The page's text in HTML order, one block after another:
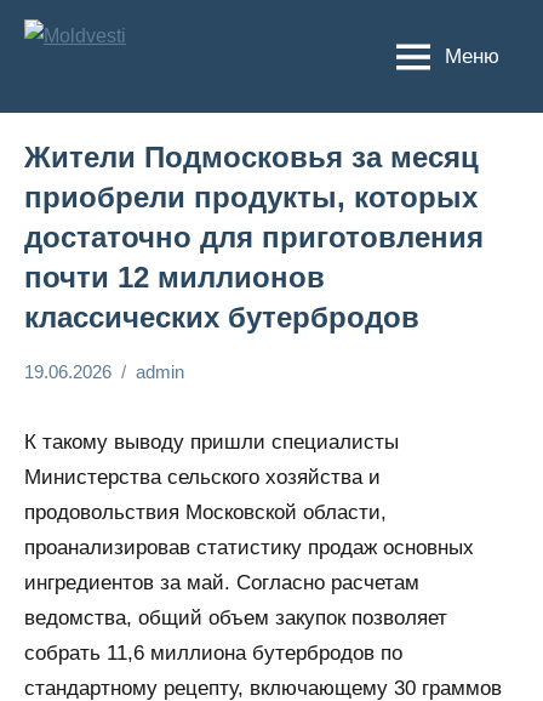
Перейти
Меню
Жители Подмосковья за месяц
приобрели продукты, которых
достаточно для приготовления
почти 12 миллионов
классических бутербродов
19.06.2026 admin
К такому выводу пришли специалисты
Министерства сельского хозяйства и
продовольствия Московской области,
проанализировав статистику продаж основных
ингредиентов за май. Согласно расчетам
ведомства, общий объем закупок позволяет
собрать 11,6 миллиона бутербродов по
стандартному рецепту, включающему 30 граммов